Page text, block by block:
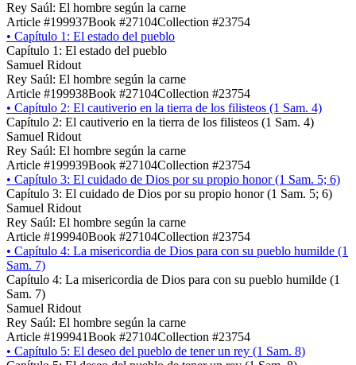
Rey Saúl: El hombre según la carne
Article #199937Book #27104Collection #23754
• Capítulo 1: El estado del pueblo
Capítulo 1: El estado del pueblo
Samuel Ridout
Rey Saúl: El hombre según la carne
Article #199938Book #27104Collection #23754
• Capítulo 2: El cautiverio en la tierra de los filisteos (1 Sam. 4)
Capítulo 2: El cautiverio en la tierra de los filisteos (1 Sam. 4)
Samuel Ridout
Rey Saúl: El hombre según la carne
Article #199939Book #27104Collection #23754
• Capítulo 3: El cuidado de Dios por su propio honor (1 Sam. 5; 6)
Capítulo 3: El cuidado de Dios por su propio honor (1 Sam. 5; 6)
Samuel Ridout
Rey Saúl: El hombre según la carne
Article #199940Book #27104Collection #23754
• Capítulo 4: La misericordia de Dios para con su pueblo humilde (1
Sam. 7)
Capítulo 4: La misericordia de Dios para con su pueblo humilde (1
Sam. 7)
Samuel Ridout
Rey Saúl: El hombre según la carne
Article #199941Book #27104Collection #23754
• Capítulo 5: El deseo del pueblo de tener un rey (1 Sam. 8)